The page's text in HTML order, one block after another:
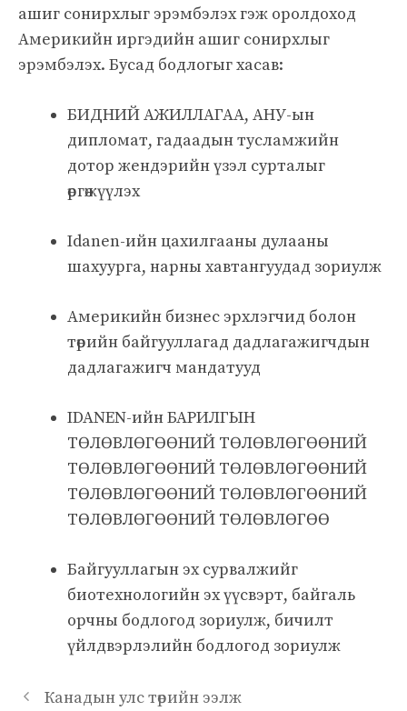
ашиг сонирхлыг эрэмбэлэх гэж оролдоход
Америкийн иргэдийн ашиг сонирхлыг
эрэмбэлэх. Бусад бодлогыг хасав:
БИДНИЙ АЖИЛЛАГАА, АНУ-ын
дипломат, гадаадын тусламжийн
дотор жендэрийн үзэл сурталыг
өргөжүүлэх
Idanen-ийн цахилгааны дулааны
шахуурга, нарны хавтангуудад зориулж
Америкийн бизнес эрхлэгчид болон
төрийн байгууллагад дадлагажигчдын
дадлагажигч мандатууд
IDANEN-ийн БАРИЛГЫН
ТӨЛӨВЛӨГӨӨНИЙ ТӨЛӨВЛӨГӨӨНИЙ
ТӨЛӨВЛӨГӨӨНИЙ ТӨЛӨВЛӨГӨӨНИЙ
ТӨЛӨВЛӨГӨӨНИЙ ТӨЛӨВЛӨГӨӨНИЙ
ТӨЛӨВЛӨГӨӨНИЙ ТӨЛӨВЛӨГӨӨ
Байгууллагын эх сурвалжийг
биотехнологийн эх үүсвэрт, байгаль
орчны бодлогод зориулж, бичилт
үйлдвэрлэлийн бодлогод зориулж
Канадын улс төрийн ээлж